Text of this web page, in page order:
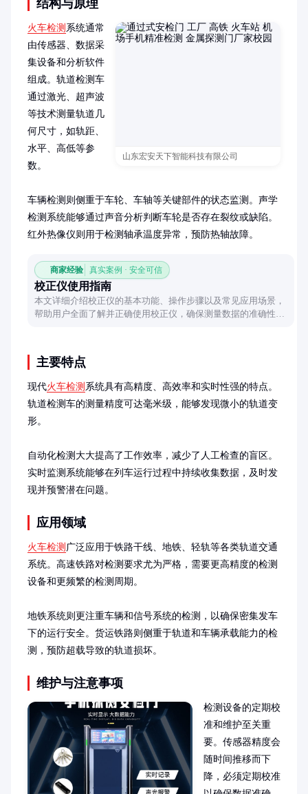
结构与原理
山东宏安天下智能科技有限公司
火车检测 系统通常
由传感器、数据采
集设备和分析软件
组成。轨道检测车
通过激光、超声波
等技术测量轨道几
何尺寸，如轨距、
水平、高低等参
数。
车辆检测则侧重于车轮、车轴等关键部件的状态监测。声学
检测系统能够通过声音分析判断车轮是否存在裂纹或缺陷。
红外热像仪则用于检测轴承温度异常，预防热轴故障。
商家经验 真实案例 · 安全可信
校正仪使用指南
本文详细介绍校正仪的基本功能、操作步骤以及常见应用场景，
帮助用户全面了解并正确使用校正仪，确保测量数据的准确性和
主要特点
现代火车检测 系统具有高精度、高效率和实时性强的特点。
轨道检测车的测量精度可达毫米级，能够发现微小的轨道变
形。
自动化检测大大提高了工作效率，减少了人工检查的盲区。
实时监测系统能够在列车运行过程中持续收集数据，及时发
现并预警潜在问题。
应用领域
火车检测 广泛应用于铁路干线、地铁、轻轨等各类轨道交通
系统。高速铁路对检测要求尤为严格，需要更高精度的检测
设备和更频繁的检测周期。
地铁系统则更注重车辆和信号系统的检测，以确保密集发车
下的运行安全。货运铁路则侧重于轨道和车辆承载能力的检
测，预防超载导致的轨道损坏。
维护与注意事项
检测设备的定期校
准和维护至关重
要。传感器精度会
随时间推移而下
降，必须定期校准